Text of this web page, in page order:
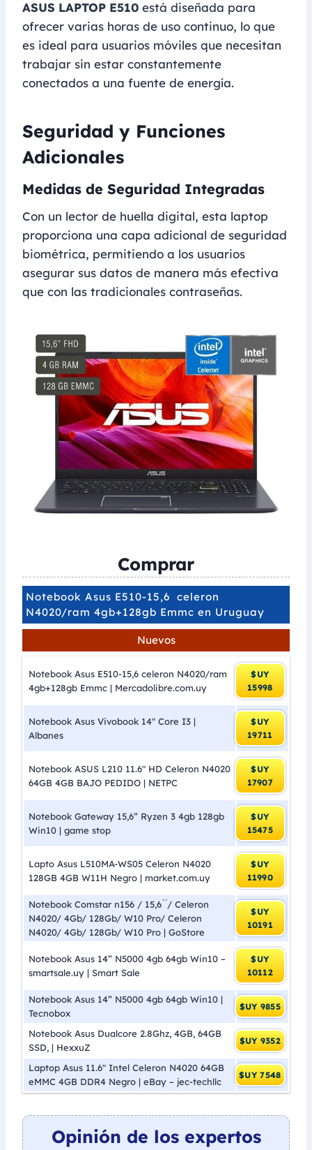
ASUS LAPTOP E510 está diseñada para
ofrecer varias horas de uso continuo, lo que
es ideal para usuarios móviles que necesitan
trabajar sin estar constantemente
conectados a una fuente de energía.
Seguridad y Funciones
Adicionales
Medidas de Seguridad Integradas
Con un lector de huella digital, esta laptop
proporciona una capa adicional de seguridad
biométrica, permitiendo a los usuarios
asegurar sus datos de manera más efectiva
que con las tradicionales contraseñas.
Comprar
Notebook Asus E510-15,6 celeron
N4020/ram 4gb+128gb Emmc en Uruguay
Nuevos
Notebook Asus E510-15,6 celeron N4020/ram
4gb+128gb Emmc | Mercadolibre.com.uy
$UY
15998
Notebook Asus Vivobook 14″ Core I3 |
Albanes
$UY
19711
Notebook ASUS L210 11.6″ HD Celeron N4020
64GB 4GB BAJO PEDIDO | NETPC
$UY
17907
Notebook Gateway 15,6” Ryzen 3 4gb 128gb
Win10 | game stop
$UY
15475
Lapto Asus L510MA-WS05 Celeron N4020
128GB 4GB W11H Negro | market.com.uy
$UY
11990
Notebook Comstar n156 / 15,6 ́ ́/ Celeron
N4020/ 4Gb/ 128Gb/ W10 Pro/ Celeron
N4020/ 4Gb/ 128Gb/ W10 Pro | GoStore
$UY
10191
Notebook Asus 14” N5000 4gb 64gb Win10 –
smartsale.uy | Smart Sale
$UY
10112
Notebook Asus 14” N5000 4gb 64gb Win10 |
Tecnobox
$UY 9855
Notebook Asus Dualcore 2.8Ghz, 4GB, 64GB
SSD, | HexxuZ
$UY 9352
Laptop Asus 11.6″ Intel Celeron N4020 64GB
eMMC 4GB DDR4 Negro | eBay – jec-techllc
$UY 7548
Opinión de los expertos